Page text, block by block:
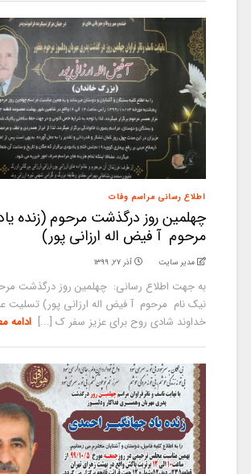
اطلاع رسانی مراسم وفات
چهلمین روز درگذشت مرحوم (زنده
مرحوم آ فیض اله ارزانی پور)
مدیر سایت آذر ۲۷, ۱۳۹۹
به جهت اطلاع رسانی: چهلمین روز درگذشت
نیک نام مرحوم آ فیض اله ارزانی پور) تسلیت
خداوند شادی روح برای عزیز سفر ک [...] ادامه